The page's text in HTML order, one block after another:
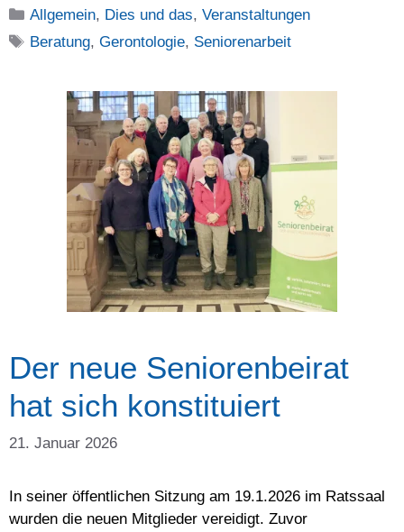
Kategorien
Allgemein, Dies und das,Veranstaltungen
Schlagwörter
Beratung,Gerontologie, Seniorenarbeit
Der neue Seniorenbeirat
hat sich konstituiert
21. Januar 2026
In seiner öffentlichen Sitzung am 19.1.2026 im Ratssaal
wurden die neuen Mitglieder vereidigt. Zuvor